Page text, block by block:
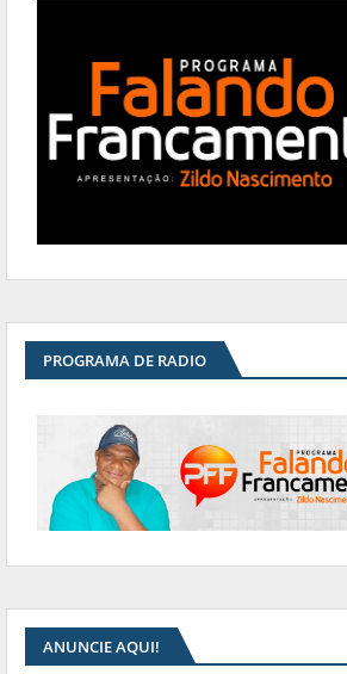
PROGRAMA DE RADIO
ANUNCIE AQUI!